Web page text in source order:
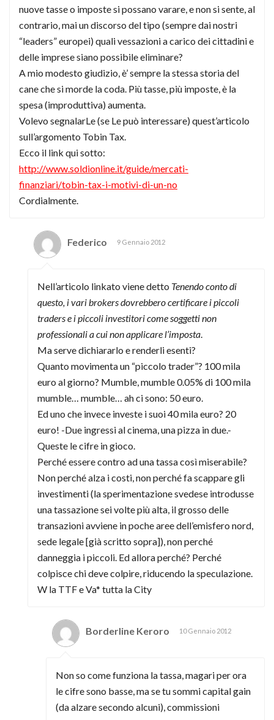
nuove tasse o imposte si possano varare, e non si sente, al
contrario, mai un discorso del tipo (sempre dai nostri
“leaders” europei) quali vessazioni a carico dei cittadini e
delle imprese siano possibile eliminare?
A mio modesto giudizio, è’ sempre la stessa storia del
cane che si morde la coda. Più tasse, più imposte, è la
spesa (improduttiva) aumenta.
Volevo segnalarLe (se Le può interessare) quest’articolo
sull’argomento Tobin Tax.
Ecco il link qui sotto:
http://www.soldionline.it/guide/mercati-
finanziari/tobin-tax-i-motivi-di-un-no
Cordialmente.
Federico 9 Gennaio 2012
Nell’articolo linkato viene detto Tenendo conto di
questo, i vari brokers dovrebbero certificare i piccoli
traders e i piccoli investitori come soggetti non
professionali a cui non applicare l’imposta.
Ma serve dichiararlo e renderli esenti?
Quanto movimenta un “piccolo trader”? 100 mila
euro al giorno? Mumble, mumble 0.05% di 100 mila
mumble… mumble… ah ci sono: 50 euro.
Ed uno che invece investe i suoi 40 mila euro? 20
euro! -Due ingressi al cinema, una pizza in due.-
Queste le cifre in gioco.
Perché essere contro ad una tassa così miserabile?
Non perché alza i costi, non perché fa scappare gli
investimenti (la sperimentazione svedese introdusse
una tassazione sei volte più alta, il grosso delle
transazioni avviene in poche aree dell’emisfero nord,
sede legale [già scritto sopra]), non perché
danneggia i piccoli. Ed allora perché? Perché
colpisce chi deve colpire, riducendo la speculazione.
W la TTF e Va* tutta la City
Borderline Keroro 10 Gennaio 2012
Non so come funziona la tassa, magari per ora
le cifre sono basse, ma se tu sommi capital gain
(da alzare secondo alcuni), commissioni